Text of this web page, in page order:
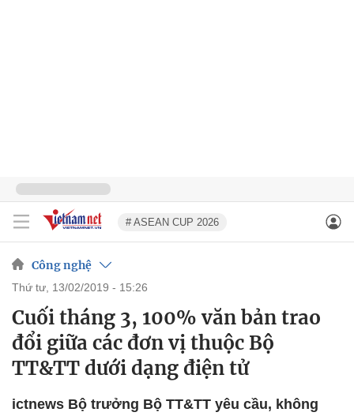
# ASEAN CUP 2026
Công nghệ
thứ tư, 13/02/2019 - 15:26
Cuối tháng 3, 100% văn bản trao
đổi giữa các đơn vị thuộc Bộ
TT&TT dưới dạng điện tử
ictnews Bộ trưởng Bộ TT&TT yêu cầu, không